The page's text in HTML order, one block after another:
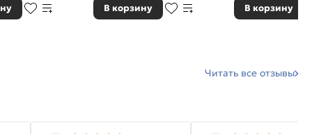
В корзину В корзину
Читать все отзывы